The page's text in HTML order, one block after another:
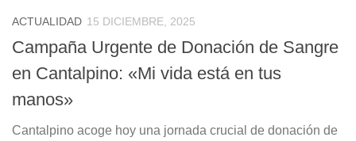
ACTUALIDAD 15 DICIEMBRE, 2025
Campaña Urgente de Donación de Sangre
en Cantalpino: «Mi vida está en tus
manos»
Cantalpino acoge hoy una jornada crucial de donación de